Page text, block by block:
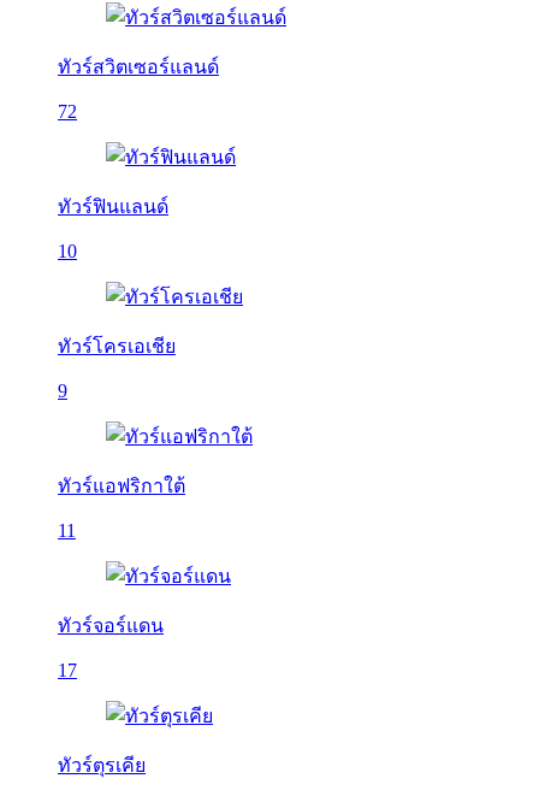
ทัวร์สวิตเซอร์แลนด์
72
ทัวร์ฟินแลนด์
10
ทัวร์โครเอเชีย
9
ทัวร์แอฟริกาใต้
11
ทัวร์จอร์แดน
17
ทัวร์ตุรเคีย